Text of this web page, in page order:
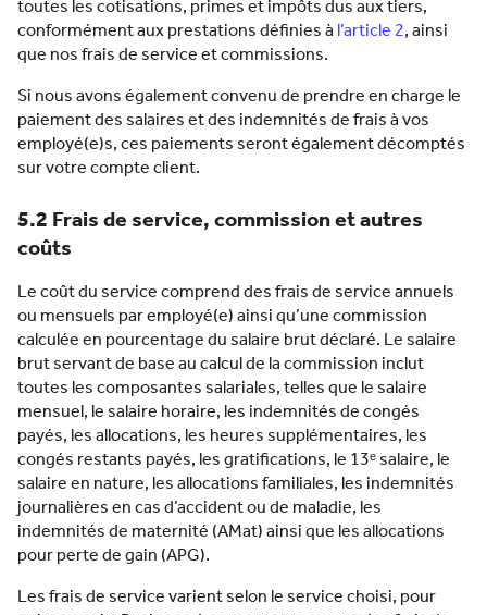
toutes les cotisations, primes et impôts dus aux tiers,
conformément aux prestations définies àl’article 2, ainsi
que nos frais de service et commissions.
Si nous avons également convenu de prendre en charge le
paiement des salaires et des indemnités de frais à vos
employé(e)s, ces paiements seront également décomptés
sur votre compte client.
5.2 Frais de service, commission et autres
coûts
Le coût du service comprend des frais de service annuels
ou mensuels par employé(e) ainsi qu’une commission
calculée en pourcentage du salaire brut déclaré. Le salaire
brut servant de base au calcul de la commission inclut
toutes les composantes salariales, telles que le salaire
mensuel, le salaire horaire, les indemnités de congés
payés, les allocations, les heures supplémentaires, les
congés restants payés, les gratifications, le 13ᵉ salaire, le
salaire en nature, les allocations familiales, les indemnités
journalières en cas d’accident ou de maladie, les
indemnités de maternité (AMat) ainsi que les allocations
pour perte de gain (APG).
Les frais de service varient selon le service choisi, pour